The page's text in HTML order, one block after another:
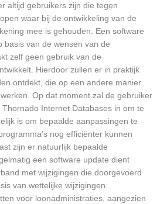
altijd gebruikers zijn die tegen
waar bij de ontwikkeling van de
mee is gehouden. Een software
basis van de wensen van de
zelf geen gebruik van de
Hierdoor zullen er in praktijk
ontdekt, die op een andere manier
Op dat moment zal de gebruiker
Internet Databases in om te
is om bepaalde aanpassingen te
nog efficiënter kunnen
zijn er natuurlijk bepaalde
een software update dient
met wijzigingen die doorgevoerd
van wettelijke wijzigingen.
voor loonadministraties, aangezien